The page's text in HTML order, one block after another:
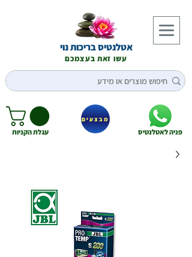
אטלנטיס בריכות נוי
עשו זאת בעצמכם
פניה לאטלנטיס עגלת הקניות
מבצעים